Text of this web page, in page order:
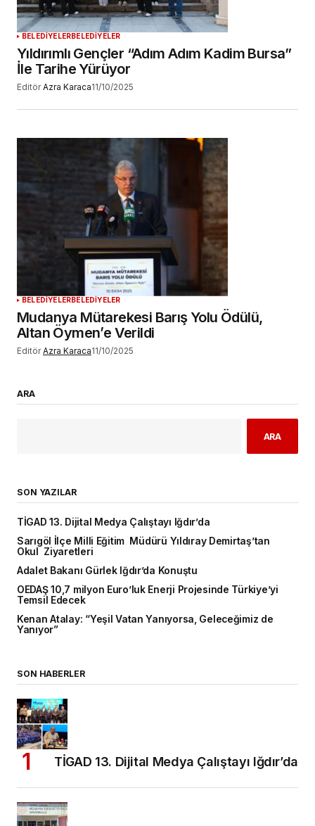
BELEDİYELERBELEDİYELER
Yıldırımlı Gençler “Adım Adım Kadim Bursa”
İle Tarihe Yürüyor
Editör Azra Karaca11/10/2025
BELEDİYELERBELEDİYELER
Mudanya Mütarekesi Barış Yolu Ödülü,
Altan Öymen’e Verildi
Editör Azra Karaca11/10/2025
ARA
ARA
SON YAZILAR
TİGAD 13. Dijital Medya Çalıştayı Iğdır’da
Sarıgöl İlçe Milli Eğitim Müdürü Yıldıray Demirtaş’tan
Okul Ziyaretleri
Adalet Bakanı Gürlek Iğdır’da Konuştu
OEDAŞ 10,7 milyon Euro’luk Enerji Projesinde Türkiye’yi
Temsil Edecek
Kenan Atalay: “Yeşil Vatan Yanıyorsa, Geleceğimiz de
Yanıyor”
SON HABERLER
TİGAD 13. Dijital Medya Çalıştayı Iğdır’da